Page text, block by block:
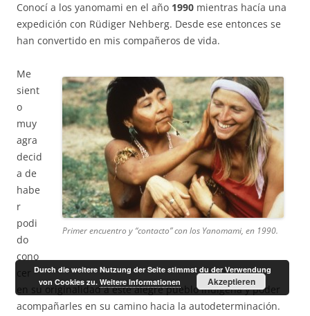
Conocí a los yanomami en el año 1990 mientras hacía una
expedición con Rüdiger Nehberg. Desde ese entonces se
han convertido en mis compañeros de vida.
Primer encuentro y “contacto” con los Yanomami, en 1990.
Me
sient
o
muy
agra
decid
a de
habe
r
podi
do
cono
cer
en su originalidad a este alegre pueblo indígena y poder
acompañarles en su camino hacia la autodeterminación.
Durch die weitere Nutzung der Seite stimmst du der Verwendung
von Cookies zu.Weitere Informationen Akzeptieren